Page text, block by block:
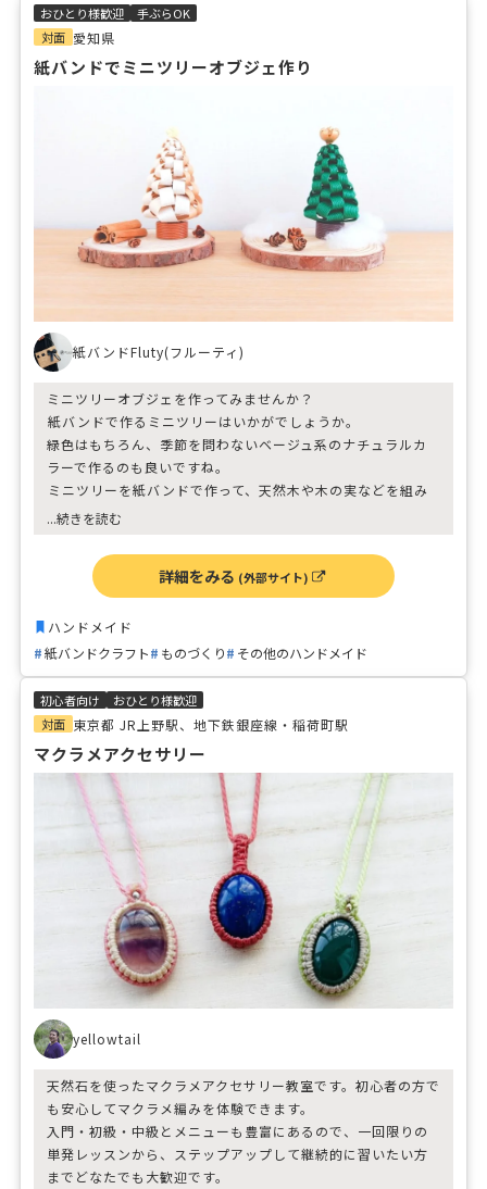
おひとり様歓迎
手ぶらOK
対面 愛知県
紙バンドでミニツリーオブジェ作り
紙バンドFluty(フルーティ)
ミニツリーオブジェを作ってみませんか？⁡
⁡紙バンドで作るミニツリーはいかがでしょうか。⁡⁡
緑色はもちろん、季節を問わないベージュ系のナチュラルカ
ラーで作るのも良いですね。
⁡ミニツリーを紙バンドで作って、天然木や木の実などを組み
合わせてオブジェの完成です。
もご用意しています。
どちらも所要時間は２時間半程です。
ものづくりに没頭できる楽しいじぶん時間をお過ごしくださ
い。
...続きを読む
詳細をみる (外部サイト)
ハンドメイド
紙バンドクラフト
ものづくり その他のハンドメイド
初心者向け
おひとり様歓迎
対面 東京都 JR上野駅、地下鉄銀座線・稲荷町駅
マクラメアクセサリー
yellowtail
天然石を使ったマクラメアクセサリー教室です。初心者の方で
も安心してマクラメ編みを体験できます。
入門・初級・中級とメニューも豊富にあるので、一回限りの
単発レッスンから、ステップアップして継続的に習いたい方
までどなたでも大歓迎です。